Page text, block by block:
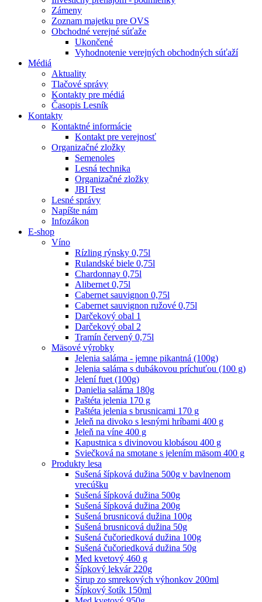
Zámeny
Zoznam majetku pre OVS
Obchodné verejné súťaže
Ukončené
Vyhodnotenie verejných obchodných súťaží
Médiá
Aktuality
Tlačové správy
Kontakty pre médiá
Časopis Lesník
Kontakty
Kontaktné informácie
Kontakt pre verejnosť
Organizačné zložky
Semenoles
Lesná technika
Organizačné zložky
JBI Test
Lesné správy
Napíšte nám
Infozákon
E-shop
Víno
Rízling rýnsky 0,75l
Rulandské biele 0,75l
Chardonnay 0,75l
Alibernet 0,75l
Cabernet sauvignon 0,75l
Cabernet sauvignon ružové 0,75l
Darčekový obal 1
Darčekový obal 2
Tramín červený 0,75l
Mäsové výrobky
Jelenia saláma - jemne pikantná (100g)
Jelenia saláma s dubákovou príchuťou (100 g)
Jelení fuet (100g)
Danielia saláma 180g
Paštéta jelenia 170 g
Paštéta jelenia s brusnicami 170 g
Jeleň na divoko s lesnými hríbami 400 g
Jeleň na víne 400 g
Kapustnica s divinovou klobásou 400 g
Sviečková na smotane s jelením mäsom 400 g
Produkty lesa
Sušená šípková dužina 500g v bavlnenom
vrecúšku
Sušená šípková dužina 500g
Sušená šípková dužina 200g
Sušená brusnicová dužina 100g
Sušená brusnicová dužina 50g
Sušená čučoriedková dužina 100g
Sušená čučoriedková dužina 50g
Med kvetový 460 g
Šípkový lekvár 220g
Sirup zo smrekových výhonkov 200ml
Šípkový šotík 150ml